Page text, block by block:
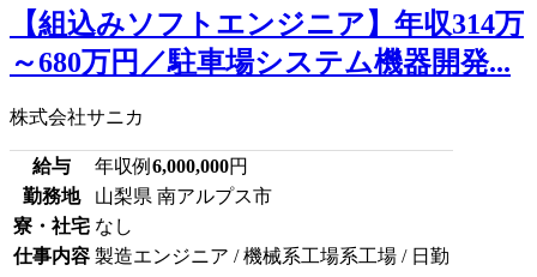
【組込みソフトエンジニア】年収314万
～680万円／駐車場システム機器開発...
株式会社サニカ
給与 年収例 6,000,000円
勤務地
山梨県 南アルプス市
寮・社宅 なし
仕事内容 製造エンジニア / 機械系工場系工場 / 日勤